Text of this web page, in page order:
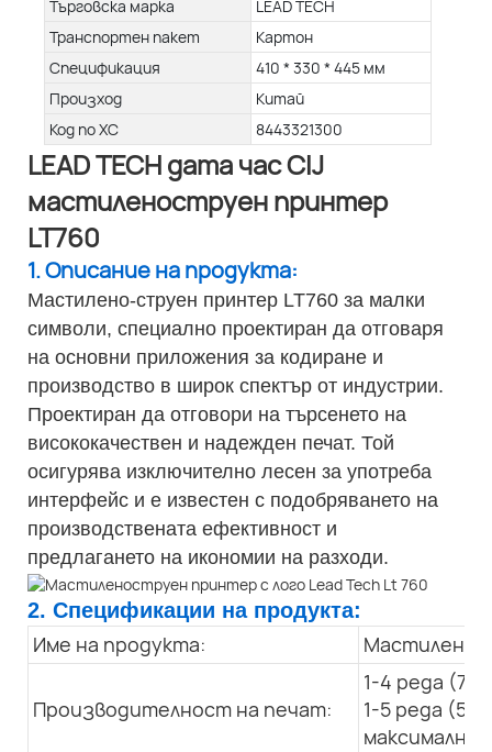
Търговска марка
LEAD TECH
Транспортен пакет
Картон
Спецификация
410 * 330 * 445 мм
Произход
Китай
Код по ХС
8443321300
LEAD TECH дата час CIJ
мастиленоструен принтер
LT760
1. Описание на продукта:
Мастилено-струен принтер LT760 за малки
символи, специално проектиран да отговаря
на основни приложения за кодиране и
производство в широк спектър от индустрии.
Проектиран да отговори на търсенето на
висококачествен и надежден печат. Той
осигурява изключително лесен за употреба
интерфейс и е известен с подобряването на
производствената ефективност и
предлагането на икономии на разходи.
2. Спецификации на продукта:
Име на продукта: Мастилено-
Производителност на печат:
1-4 реда
1-5 реда
максимална